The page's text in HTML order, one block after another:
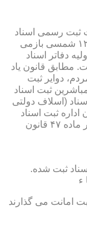
ثبت رسمی اسناد
مراجعان، به قانون ثبت اسناد مصوب سال ۱۲۹۰ شمسی بازمی
دفاتر اسناد
مطابق قانون یاد
دوایر ثبت
عنوان نهادی دولتی، از دو قسمت ۱ ـ مباشرین ثبت اسناد
(اسلاف دولتی
ثبت اسناد
واملاك محسوب می گردیدند كه وظایف آنان در ماده ۴۷ قانون
ثبت شده.
ء
امانت می گذارند